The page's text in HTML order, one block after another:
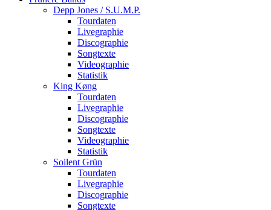
Depp Jones / S.U.M.P.
Tourdaten
Livegraphie
Discographie
Songtexte
Videographie
Statistik
King Køng
Tourdaten
Livegraphie
Discographie
Songtexte
Videographie
Statistik
Soilent Grün
Tourdaten
Livegraphie
Discographie
Songtexte